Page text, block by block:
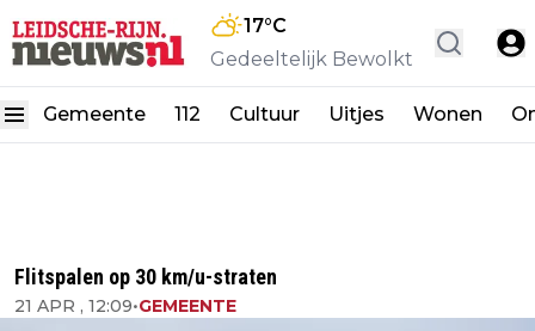
17°C
Gedeeltelijk Bewolkt
Gemeente 112 Cultuur Uitjes Wonen
Flitspalen op 30 km/u-straten
21 APR , 12:09•GEMEENTE